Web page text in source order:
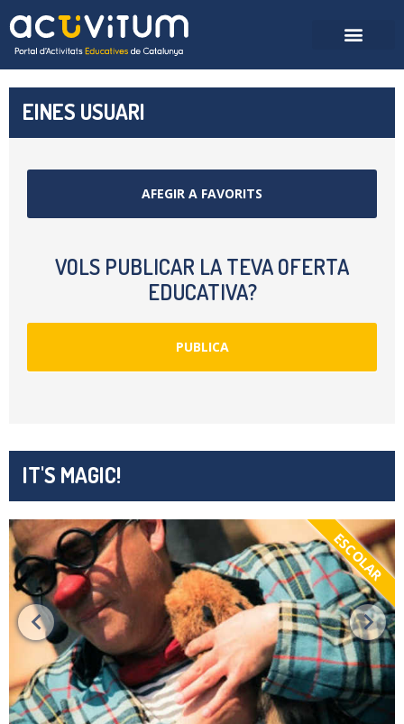
EINES USUARI
AFEGIR A FAVORITS
VOLS PUBLICAR LA TEVA OFERTA
EDUCATIVA?
PUBLICA
IT'S MAGIC!
ESCOLAR